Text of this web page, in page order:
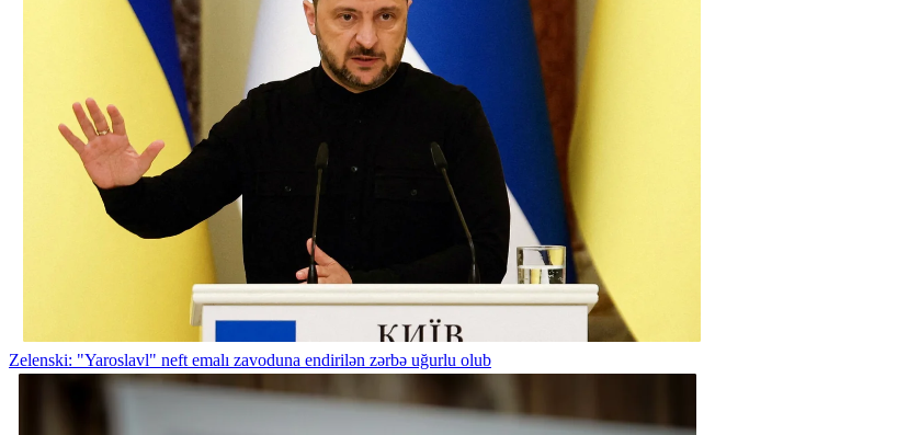
Zelenski: "Yaroslavl" neft emalı zavoduna endirilən zərbə uğurlu olub